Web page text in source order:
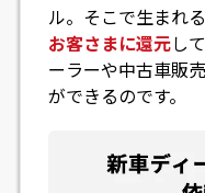
ル。そこで生まれる
お客さまに還元し
ーラーや中古車販
ができるのです。